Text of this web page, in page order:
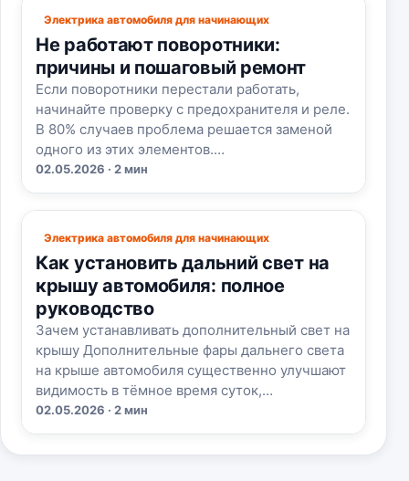
Электрика автомобиля для начинающих
Не работают поворотники:
причины и пошаговый ремонт
Если поворотники перестали работать,
начинайте проверку с предохранителя и реле.
В 80% случаев проблема решается заменой
одного из этих элементов.…
02.05.2026 · 2 мин
Электрика автомобиля для начинающих
Как установить дальний свет на
крышу автомобиля: полное
руководство
Зачем устанавливать дополнительный свет на
крышу Дополнительные фары дальнего света
на крыше автомобиля существенно улучшают
видимость в тёмное время суток,…
02.05.2026 · 2 мин